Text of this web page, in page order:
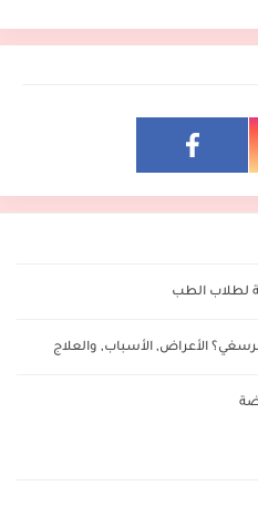
لطلاب الطب
الأعراض, الأسباب, والعلاج